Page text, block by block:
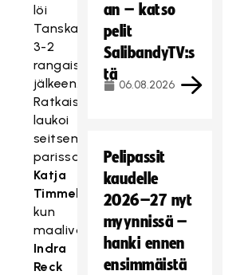
löi
Tanskan
3-2
rangaistuslaukauskisan
jälkeen.
Ratkaisun
laukoi
seitsemännessä
parissa
Katja
Timmel
kun
maalivahti
Indra
Reck
an – katso
pelit
SalibandyTV:s
tä
06.08.2026
Pelipassit
kaudelle
2026–27 nyt
myynnissä –
hanki ennen
ensimmäistä